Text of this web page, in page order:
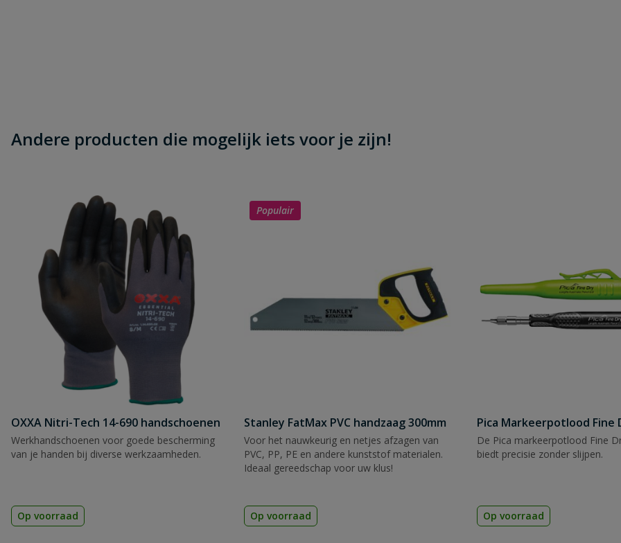
Andere producten die mogelijk iets voor je zijn!
OXXA Nitri-Tech 14-690 handschoenen
Werkhandschoenen voor goede bescherming
van je handen bij diverse werkzaamheden.
Op voorraad
Populair
Stanley FatMax PVC handzaag 300mm
Voor het nauwkeurig en netjes afzagen van
PVC, PP, PE en andere kunststof materialen.
Ideaal gereedschap voor uw klus!
Op voorraad
Pica Markeerpotlood Fine
De Pica markeerpotlood Fine
biedt precisie zonder slijpen.
Op voorraad